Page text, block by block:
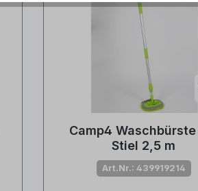
Camp4
Stiel 2,5 m
Art.Nr.: 439919214